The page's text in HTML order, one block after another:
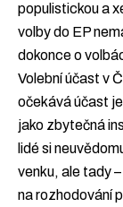
populistickou a
volby do EP
dokonce o
Volební účast v
očekává účast
jako zbytečná
lidé si
venku, ale tady
na rozhodování